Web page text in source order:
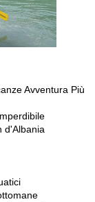
Avventura Più
d'Albania